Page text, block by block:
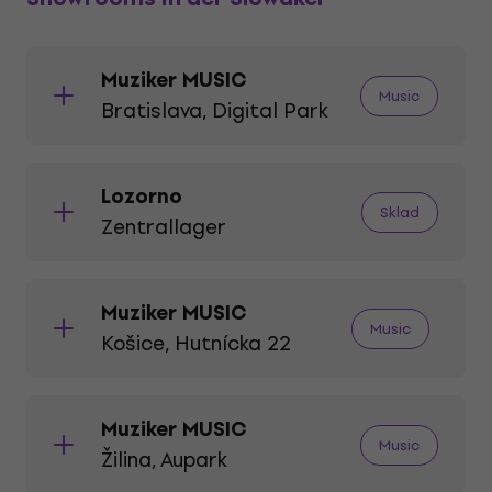
Muziker MUSIC
Bratislava, Digital Park Music
Digital Park, Einsteinova 3817/19,
Lozorno
Zentrallager Sklad
Muziker MUSIC
Košice, Hutnícka 22 Music
Muziker MUSIC
Žilina, Aupark Music